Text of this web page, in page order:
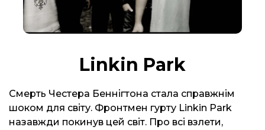
Linkin Park
Смерть Честера Беннігтона стала справжнім
шоком для світу. Фронтмен гурту Linkin Park
назавжди покинув цей світ. Про всі взлети,